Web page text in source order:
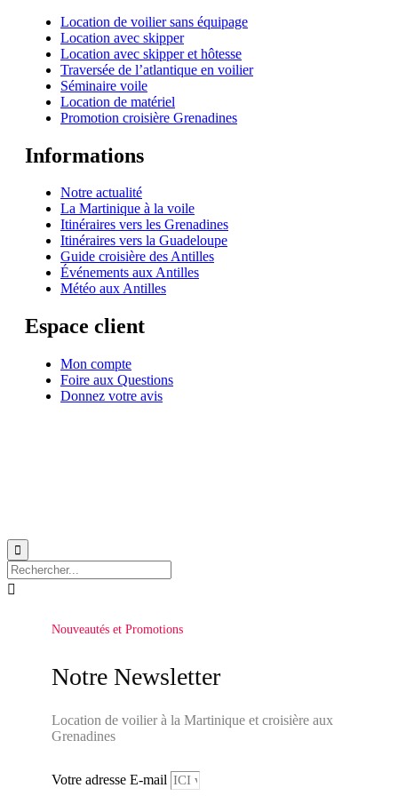
Location de voilier sans équipage
Location avec skipper
Location avec skipper et hôtesse
Traversée de l’atlantique en voilier
Séminaire voile
Location de matériel
Promotion croisière Grenadines
Informations
Notre actualité
La Martinique à la voile
Itinéraires vers les Grenadines
Itinéraires vers la Guadeloupe
Guide croisière des Antilles
Événements aux Antilles
Météo aux Antilles
Espace client
Mon compte
Foire aux Questions
Donnez votre avis


Nouveautés et Promotions
Notre Newsletter
Location de voilier à la Martinique et croisière aux
Grenadines
Votre adresse E-mail